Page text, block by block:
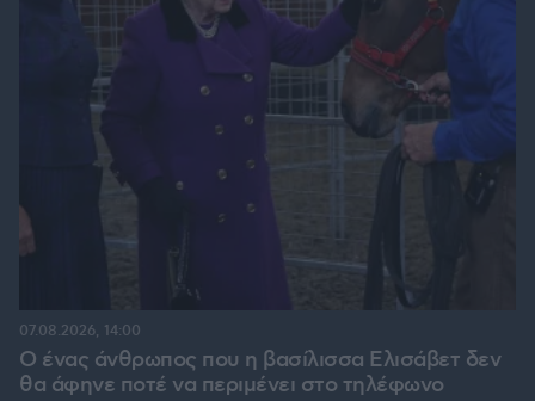
Ο ένας άνθρωπος που η βασίλισσα Ελισάβετ δεν
θα άφηνε ποτέ να περιμένει στο τηλέφωνο
07.08.2026, 14:00